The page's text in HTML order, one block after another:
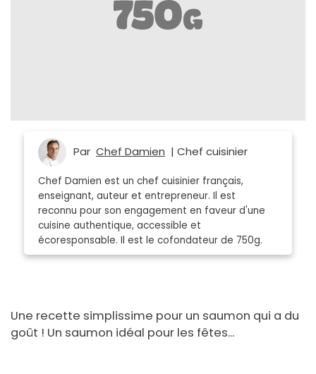
Par Chef Damien | Chef cuisinier
Chef Damien est un chef cuisinier français,
enseignant, auteur et entrepreneur. Il est
reconnu pour son engagement en faveur d'une
cuisine authentique, accessible et
écoresponsable. Il est le cofondateur de 750g.
Une recette simplissime pour un saumon qui a du
goût ! Un saumon idéal pour les fêtes...